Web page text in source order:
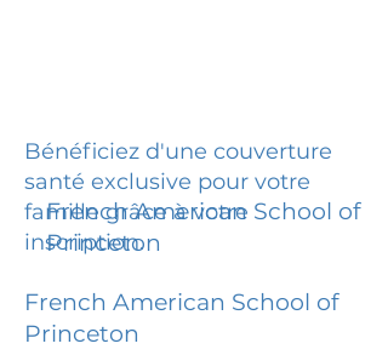
Bénéficiez d'une couverture
santé exclusive pour votre
famille grâce à votre
inscription.
French American School of
Princeton
French American School of
Princeton